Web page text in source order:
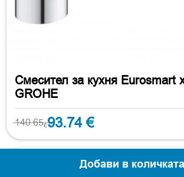
Добави в количката
Смесител за кухня Eurosmart
GROHE
140.65€93.74 €